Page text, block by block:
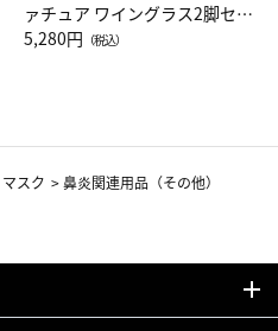
ァチュア ワイングラス2脚セッ
ト（レッドワイン）
5,280円 （税込）
マスク >鼻炎関連用品（その他）